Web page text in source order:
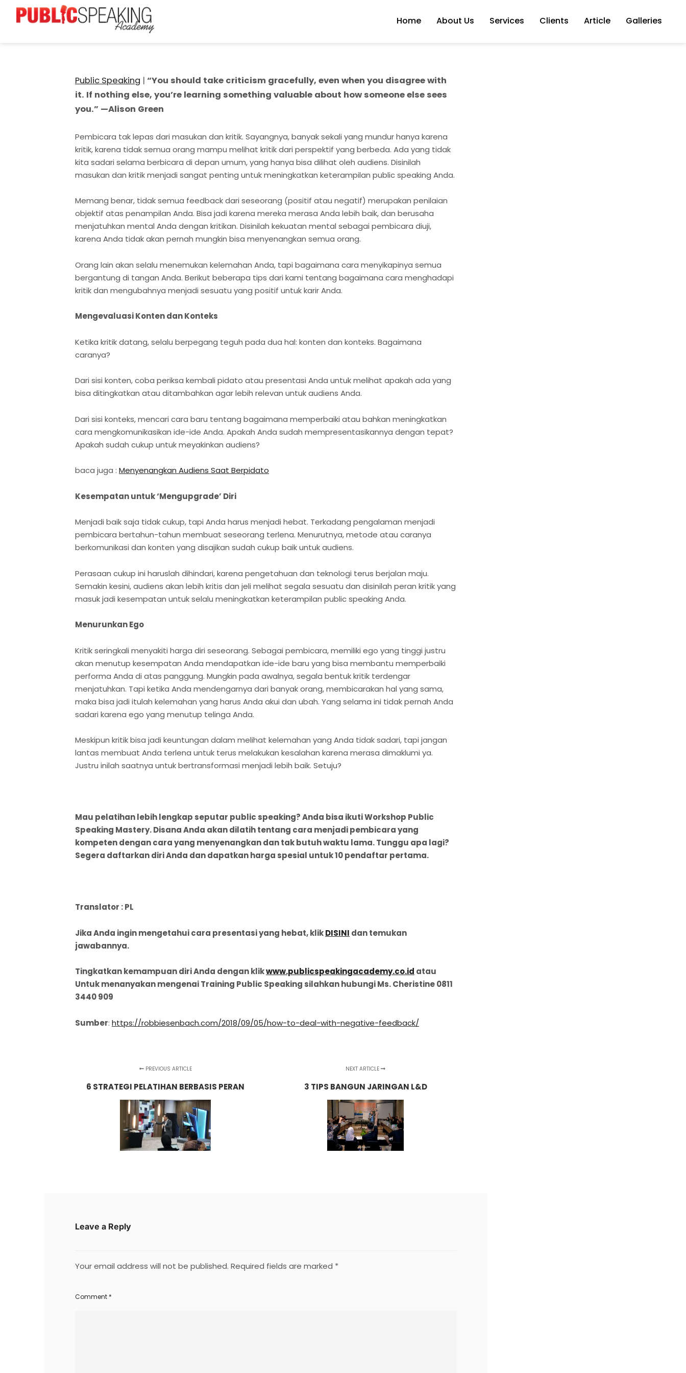
Home About Us Services Clients Article Galleries
Public Speaking | “You should take criticism gracefully, even when you disagree with
it. If nothing else, you’re learning something valuable about how someone else sees
you.” —Alison Green
Pembicara tak lepas dari masukan dan kritik. Sayangnya, banyak sekali yang mundur hanya karena
kritik, karena tidak semua orang mampu melihat kritik dari perspektif yang berbeda. Ada yang tidak
kita sadari selama berbicara di depan umum, yang hanya bisa dilihat oleh audiens. Disinilah
masukan dan kritik menjadi sangat penting untuk meningkatkan keterampilan public speaking Anda.
Memang benar, tidak semua feedback dari seseorang (positif atau negatif) merupakan penilaian
objektif atas penampilan Anda. Bisa jadi karena mereka merasa Anda lebih baik, dan berusaha
menjatuhkan mental Anda dengan kritikan. Disinilah kekuatan mental sebagai pembicara diuji,
karena Anda tidak akan pernah mungkin bisa menyenangkan semua orang.
Orang lain akan selalu menemukan kelemahan Anda, tapi bagaimana cara menyikapinya semua
bergantung di tangan Anda. Berikut beberapa tips dari kami tentang bagaimana cara menghadapi
kritik dan mengubahnya menjadi sesuatu yang positif untuk karir Anda.
Mengevaluasi Konten dan Konteks
Ketika kritik datang, selalu berpegang teguh pada dua hal: konten dan konteks. Bagaimana
caranya?
Dari sisi konten, coba periksa kembali pidato atau presentasi Anda untuk melihat apakah ada yang
bisa ditingkatkan atau ditambahkan agar lebih relevan untuk audiens Anda.
Dari sisi konteks, mencari cara baru tentang bagaimana memperbaiki atau bahkan meningkatkan
cara mengkomunikasikan ide-ide Anda. Apakah Anda sudah mempresentasikannya dengan tepat?
Apakah sudah cukup untuk meyakinkan audiens?
baca juga : Menyenangkan Audiens Saat Berpidato
Kesempatan untuk ‘Mengupgrade’ Diri
Menjadi baik saja tidak cukup, tapi Anda harus menjadi hebat. Terkadang pengalaman menjadi
pembicara bertahun-tahun membuat seseorang terlena. Menurutnya, metode atau caranya
berkomunikasi dan konten yang disajikan sudah cukup baik untuk audiens.
Perasaan cukup ini haruslah dihindari, karena pengetahuan dan teknologi terus berjalan maju.
Semakin kesini, audiens akan lebih kritis dan jeli melihat segala sesuatu dan disinilah peran kritik yang
masuk jadi kesempatan untuk selalu meningkatkan keterampilan public speaking Anda.
Menurunkan Ego
Kritik seringkali menyakiti harga diri seseorang. Sebagai pembicara, memiliki ego yang tinggi justru
akan menutup kesempatan Anda mendapatkan ide-ide baru yang bisa membantu memperbaiki
performa Anda di atas panggung. Mungkin pada awalnya, segala bentuk kritik terdengar
menjatuhkan. Tapi ketika Anda mendengarnya dari banyak orang, membicarakan hal yang sama,
maka bisa jadi itulah kelemahan yang harus Anda akui dan ubah. Yang selama ini tidak pernah Anda
sadari karena ego yang menutup telinga Anda.
Meskipun kritik bisa jadi keuntungan dalam melihat kelemahan yang Anda tidak sadari, tapi jangan
lantas membuat Anda terlena untuk terus melakukan kesalahan karena merasa dimaklumi ya.
Justru inilah saatnya untuk bertransformasi menjadi lebih baik. Setuju?
Mau pelatihan lebih lengkap seputar public speaking? Anda bisa ikuti Workshop Public
Speaking Mastery. Disana Anda akan dilatih tentang cara menjadi pembicara yang
kompeten dengan cara yang menyenangkan dan tak butuh waktu lama. Tunggu apa lagi?
Segera daftarkan diri Anda dan dapatkan harga spesial untuk 10 pendaftar pertama.
Translator : PL
Jika Anda ingin mengetahui cara presentasi yang hebat, klikDISINI dan temukan
jawabannya.
Tingkatkan kemampuan diri Anda dengan klikwww.publicspeakingacademy.co.id atau
Untuk menanyakan mengenai Training Public Speaking silahkan hubungi Ms. Cheristine 0811
3440 909
Sumber: https://robbiesenbach.com/2018/09/05/how-to-deal-with-negative-feedback/
PREVIOUS ARTICLE
6 STRATEGI PELATIHAN BERBASIS PERAN
NEXT ARTICLE
3 TIPS BANGUN JARINGAN L&D
Leave a Reply
Your email address will not be published. Required fields are marked *
Comment *